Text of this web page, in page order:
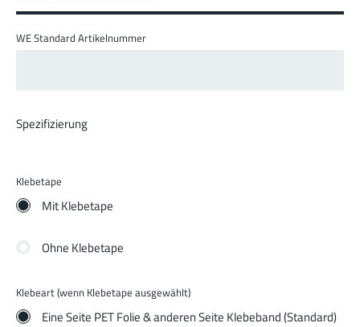
WE Standard Artikelnummer
Spezifizierung
Klebetape
Mit Klebetape
Ohne Klebetape
Klebeart (wenn Klebetape ausgewählt)
Eine Seite PET Folie & anderen Seite Klebeband (Standard)